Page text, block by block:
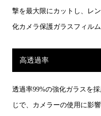
撃を最大限にカットし、レ
化カメラ保護ガラスフィルム
高透過率
透過率99%の強化ガラスを
じで、カメラーの使用に影